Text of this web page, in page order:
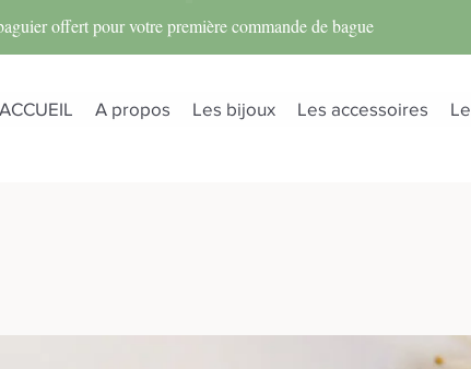
offert pour votre première commande de bague
ACCUEIL A propos Les bijoux Les accessoires